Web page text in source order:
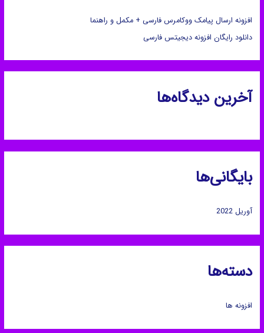
ا
ی
افزونه ارسال پیامک ووکامرس فارسی + مکمل و راهنما
دانلود رایگان افزونه دیجیتس فارسی
آخرین دیدگاه‌ها
بایگانی‌ها
آوریل 2022
دسته‌ها
افزونه ها